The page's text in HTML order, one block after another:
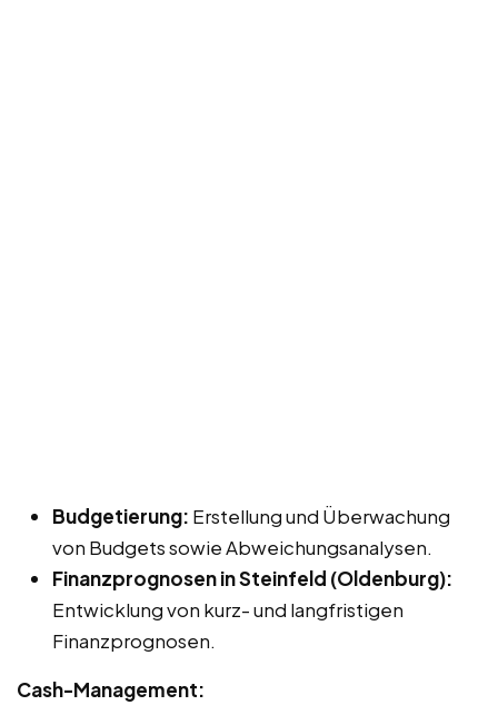
Budgetierung: Erstellung und Überwachung
von Budgets sowie Abweichungsanalysen.
Finanzprognosen in Steinfeld (Oldenburg):
Entwicklung von kurz- und langfristigen
Finanzprognosen.
Cash-Management: